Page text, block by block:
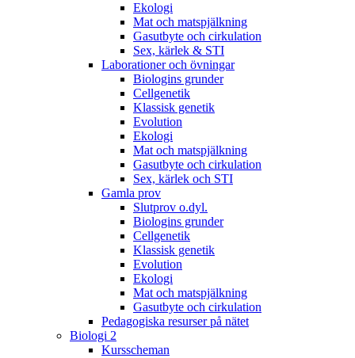
Ekologi
Mat och matspjälkning
Gasutbyte och cirkulation
Sex, kärlek & STI
Laborationer och övningar
Biologins grunder
Cellgenetik
Klassisk genetik
Evolution
Ekologi
Mat och matspjälkning
Gasutbyte och cirkulation
Sex, kärlek och STI
Gamla prov
Slutprov o.dyl.
Biologins grunder
Cellgenetik
Klassisk genetik
Evolution
Ekologi
Mat och matspjälkning
Gasutbyte och cirkulation
Pedagogiska resurser på nätet
Biologi 2
Kursscheman